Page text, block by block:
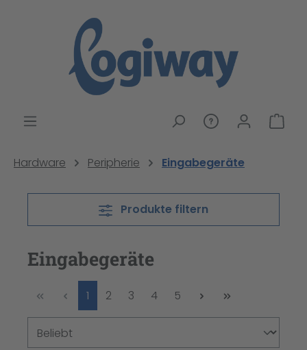
Hardware Peripherie Eingabegeräte
Produkte filtern
Eingabegeräte
Seite
1 Seite
2 Seite
3 Seite
4 Seite
5